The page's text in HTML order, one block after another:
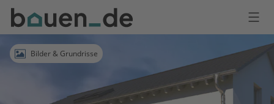
Bauen
Logo
AnmeldenBilder & Grundrisse